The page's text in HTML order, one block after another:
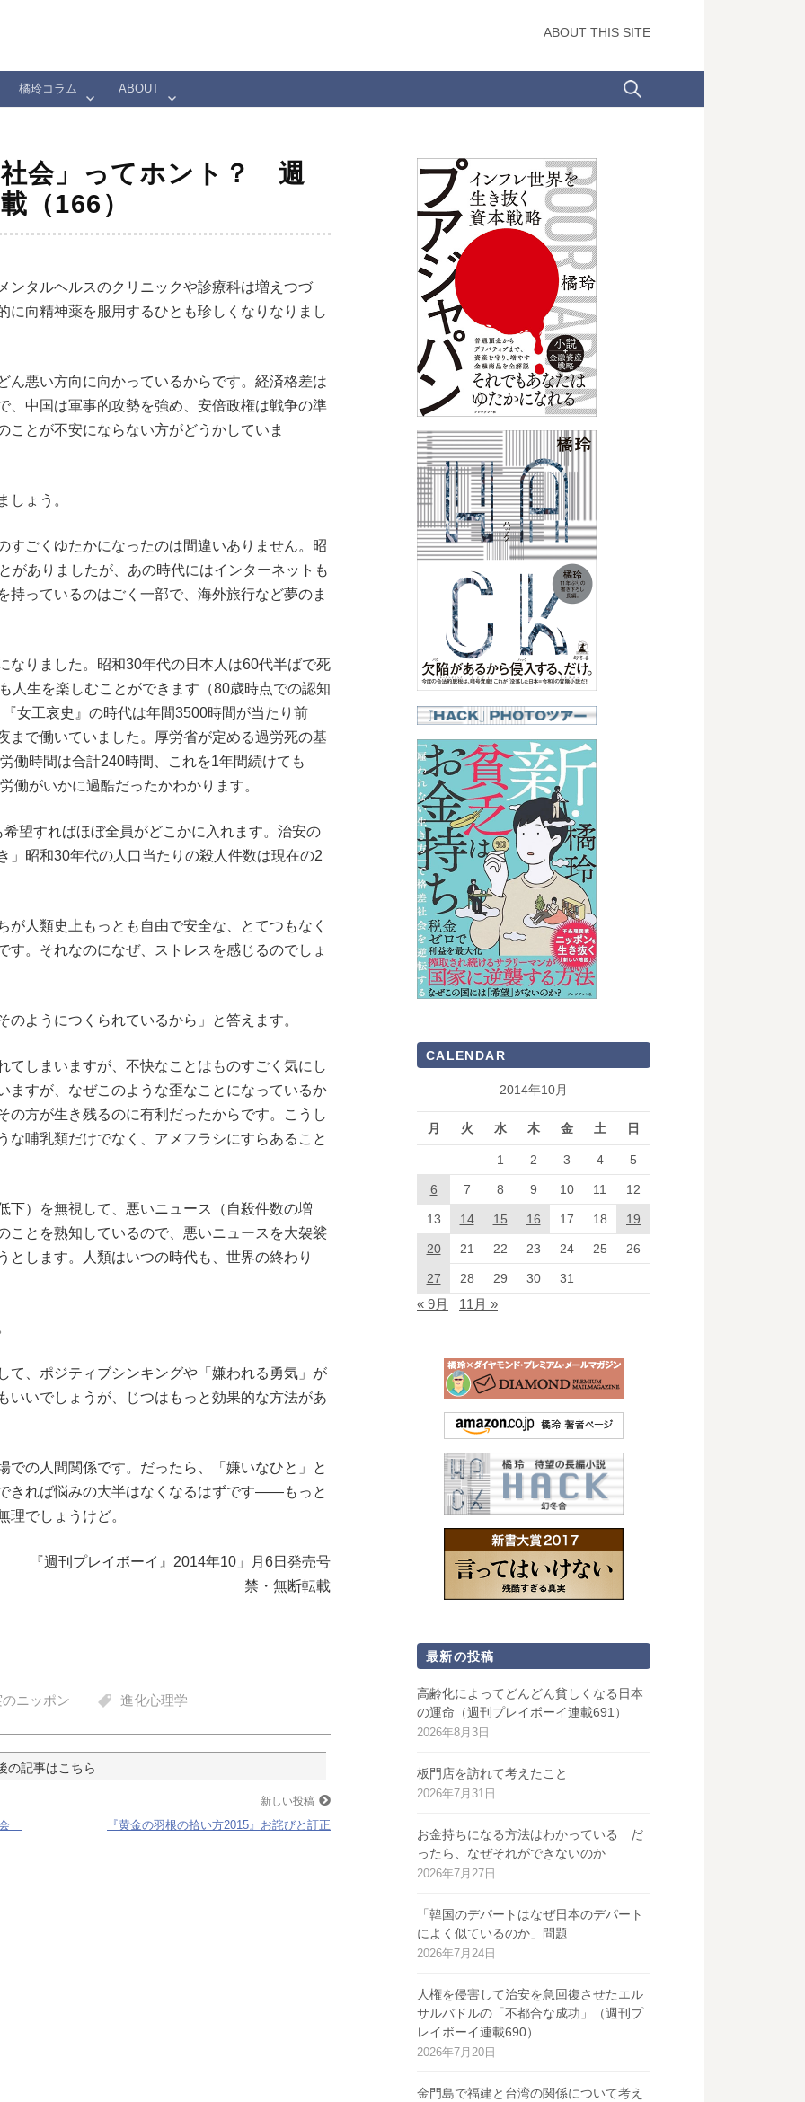
ABOUT THIS SITE
橘玲コラム ABOUT 検
会」ってホント？ 週
（166）
ンタルヘルスのクリニックや診療科は増えつづ
に向精神薬を服用するひとも珍しくなりなりまし
ん悪い方向に向かっているからです。経済格差は
、中国は軍事的攻勢を強め、安倍政権は戦争の準
ことが不安にならない方がどうかしていま
しょう。
すごくゆたかになったのは間違いありません。昭
がありましたが、あの時代にはインターネットも
持っているのはごく一部で、海外旅行など夢のま
なりました。昭和30年代の日本人は60代半ばで死
人生を楽しむことができます（80歳時点での認知
女工哀史』の時代は年間3500時間が当たり前
まで働いていました。厚労省が定める過労死の基
働時間は合計240時間、これを1年間続けても
働がいかに過酷だったかわかります。
望すればほぼ全員がどこかに入れます。治安の
」昭和30年代の人口当たりの殺人件数は現在の2
人類史上もっとも自由で安全な、とてつもなく
す。それなのになぜ、ストレスを感じるのでしょ
ようにつくられているから」と答えます。
てしまいますが、不快なことはものすごく気にし
ますが、なぜこのような歪なことになっているか
の方が生き残るのに有利だったからです。こうし
な哺乳類だけでなく、アメフラシにすらあること
下）を無視して、悪いニュース（自殺件数の増
ことを熟知しているので、悪いニュースを大袈裟
とします。人類はいつの時代も、世界の終わり
て、ポジティブシンキングや「嫌われる勇気」が
いいでしょうが、じつはもっと効果的な方法があ
での人間関係です。だったら、「嫌いなひと」と
きれば悩みの大半はなくなるはずです――もっと
理でしょうけど。
『週刊プレイボーイ』2014年10」月6日発売号
禁・無断転載
ニッポン 進化心理学
会
新しい投稿
『黄金の羽根の拾い方2015』お詫びと訂正
CALENDAR
2014年10月
月 火 水 木 金 土 日
1 2 3 4 5
6 7 8 9 10 11 12
13 14 15 16 17 18 19
20 21 22 23 24 25 26
27 28 29 30 31
« 9月 11月 »
最新の投稿
高齢化によってどんどん貧しくなる日本
の運命（週刊プレイボーイ連載691）
2026年8月3日
板門店を訪れて考えたこと
2026年7月31日
お金持ちになる方法はわかっている だ
ったら、なぜそれができないのか
2026年7月27日
「韓国のデパートはなぜ日本のデパート
によく似ているのか」問題
2026年7月24日
人権を侵害して治安を急回復させたエル
サルバドルの「不都合な成功」（週刊プ
レイボーイ連載690）
2026年7月20日
金門島で福建と台湾の関係について考え